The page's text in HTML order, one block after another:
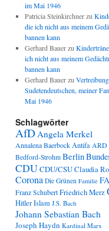
im Mai 1946
Patricia Steinkirchnerzu
die ich nicht aus meinem
bannen kann
Gerhard Bauerzu
ich nicht aus meinem
bannen kann
Gerhard Bauerzu
Sudetendeutschen, meiner
Mai 1946
Schlagwörter
AfDAngela Merkel
Annalena BaerbockAntifa ARD
Bedford-Strohm Berlin
CDUCDU/CSUClaudia
Corona Die Grünen Familie
Franz SchubertFriedrich Merz
HitlerIslam J.S. Bach
Johann Sebastian Bach
Joseph Haydn Kardinal Marx